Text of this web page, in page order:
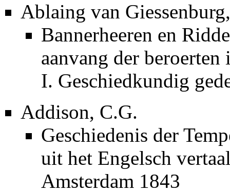
Ablaing van
Bannerheeren en
aanvang der
I. Geschiedkundig
Addison, C.G.
Geschiedenis der
uit het Engelsch
Amsterdam 1843